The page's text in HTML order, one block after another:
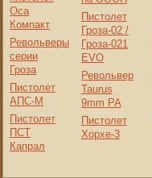
Оса
Компакт
Револьверы
серии
Гроза
Пистолет
АПС-М
Пистолет
ПСТ
Капрал
Пистолет
Гроза-02 /
Гроза-021
EVO
Револьвер
Taurus
9mm PA
Пистолет
Хорхе-3